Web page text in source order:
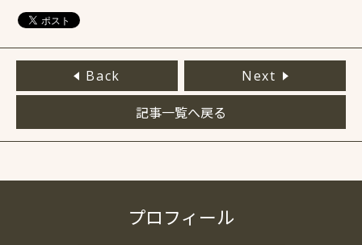
Back Next
記事一覧へ戻る
プロフィール